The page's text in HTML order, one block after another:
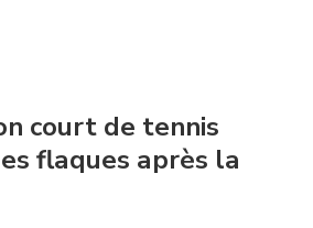
court de tennis
flaques après la